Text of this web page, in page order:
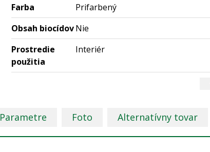
Farba
Prifarbený
Obsah biocídovNie
Prostredie
použitia
Interiér
Parametre Foto Alternatívny tovar